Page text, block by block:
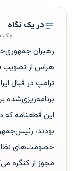
در یک نگاه
رهبران
هراس از تصویب
ترامپ در قبال
برنامه‌ریزی‌شده
این قطعنامه
بودند،
خصومت‌های
مجوز از کنگره